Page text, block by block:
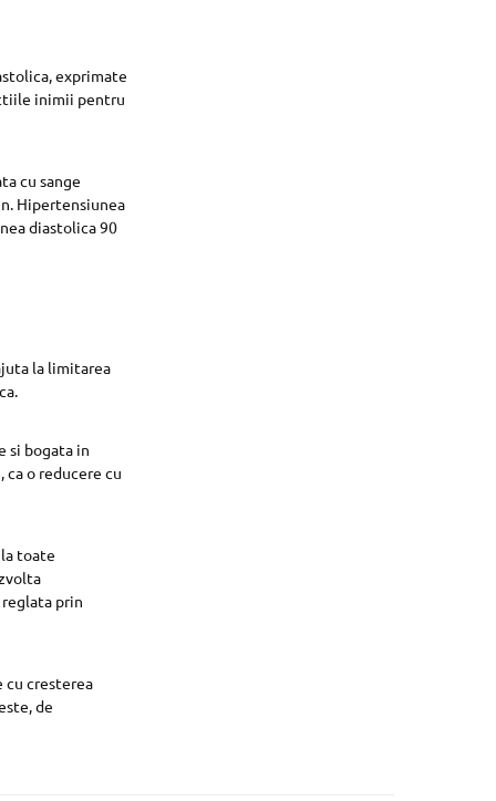
exprimate
inimii pentru
cu sange
Hipertensiunea
diastolica 90
la limitarea
si bogata in
o reducere cu
toate
prin
cu cresterea
de